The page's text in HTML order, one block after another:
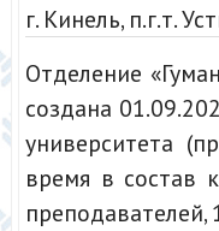
г. Кинель, п.г.т.
Отделение
создана
университета
время в состав
преподавателей,